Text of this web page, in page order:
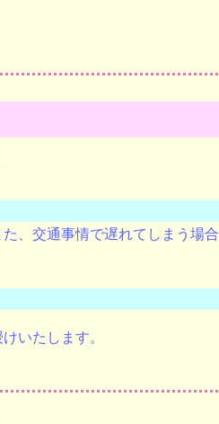
、交通事情で遅れてしまう場
いたします。